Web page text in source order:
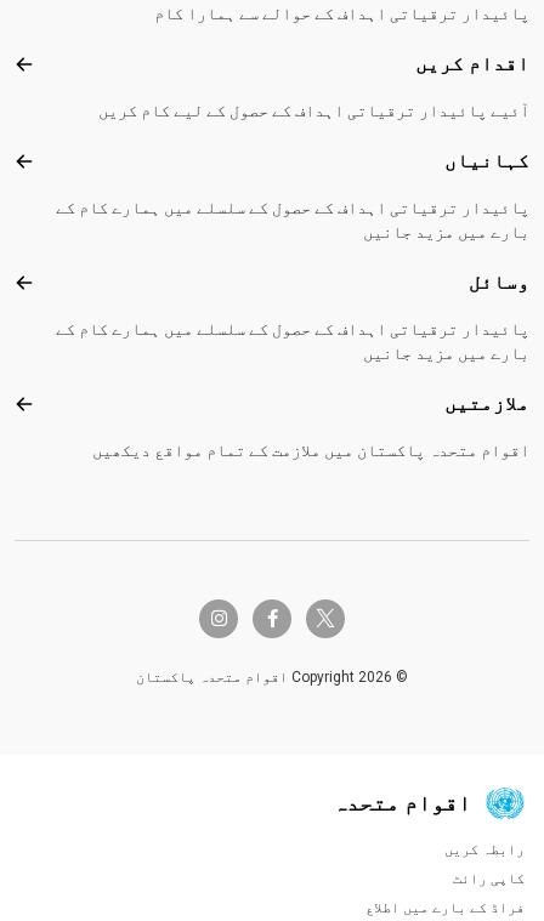
پائیدار ترقیاتی اہداف کے حوالے سے ہمارا کام
اقدام کریں
آئیے پائیدار ترقیاتی اہداف کے حصول کے لیے کام کریں
کہانیاں
پائیدار ترقیاتی اہداف کے حصول کے سلسلے میں ہمارے کام کے
بارے میں مزید جانیں
وسائل
پائیدار ترقیاتی اہداف کے حصول کے سلسلے میں ہمارے کام کے
بارے میں مزید جانیں
ملازمتیں
اقوام متحدہ پاکستان میں ملازمت کے تمام مواقع دیکھیں
twitter-x
facebook-f
instagram
© Copyright 2026 اقوام متحدہ پاکستان
اقوام متحدہ
Global U.N. menu
رابطہ کریں
کاپی رائٹ
فراڈ کے بارے میں اطلاع